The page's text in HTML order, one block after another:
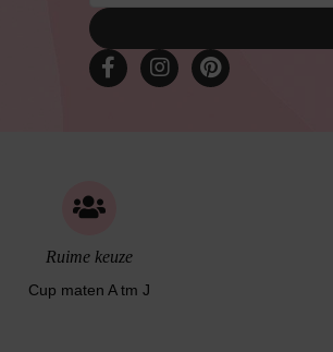
Ruime keuze
Cup maten A tm J